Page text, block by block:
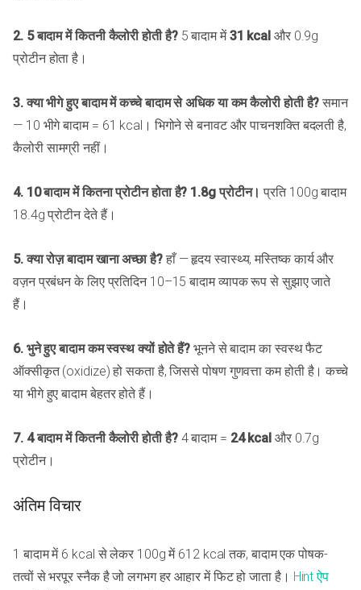
2. 5 बादाम में कितनी कैलोरी होती है?5 बादाम में31 kcal और 0.9g
प्रोटीन होता है।
3. क्या भीगे हुए बादाम में कच्चे बादाम से अधिक या कम कैलोरी होती है? समान
— 10 भीगे बादाम = 61 kcal। भिगोने से बनावट और पाचनशक्ति बदलती है,
कैलोरी सामग्री नहीं।
4. 10 बादाम में कितना प्रोटीन होता है? 1.8g प्रोटीन। प्रति 100g बादाम
18.4g प्रोटीन देते हैं।
5. क्या रोज़ बादाम खाना अच्छा है?हाँ — हृदय स्वास्थ्य, मस्तिष्क कार्य और
वज़न प्रबंधन के लिए प्रतिदिन 10–15 बादाम व्यापक रूप से सुझाए जाते
हैं।
6. भुने हुए बादाम कम स्वस्थ क्यों होते हैं? भूनने से बादाम का स्वस्थ फैट
ऑक्सीकृत (oxidize) हो सकता है, जिससे पोषण गुणवत्ता कम होती है। कच्चे
या भीगे हुए बादाम बेहतर होते हैं।
7. 4 बादाम में कितनी कैलोरी होती है?4 बादाम = 24 kcal और 0.7g
प्रोटीन।
अंतिम विचार
1 बादाम में 6 kcal से लेकर 100g में 612 kcal तक, बादाम एक पोषक-
तत्वों से भरपूर स्नैक है जो लगभग हर आहार में फिट हो जाता है। Hint ऐप